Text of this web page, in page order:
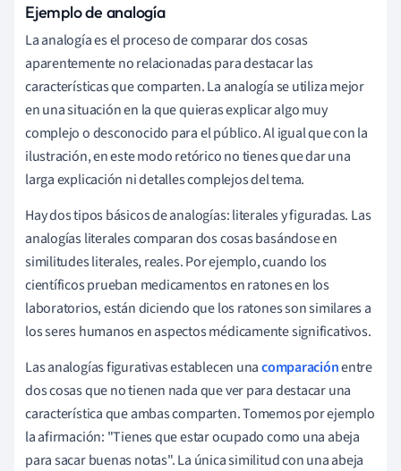
Ejemplo de analogía
La analogía es el proceso de comparar dos cosas
aparentemente no relacionadas para destacar las
características que comparten. La analogía se utiliza mejor
en una situación en la que quieras explicar algo muy
complejo o desconocido para el público. Al igual que con la
ilustración, en este modo retórico no tienes que dar una
larga explicación ni detalles complejos del tema.
Hay dos tipos básicos de analogías: literales y figuradas. Las
analogías literales comparan dos cosas basándose en
similitudes literales, reales. Por ejemplo, cuando los
científicos prueban medicamentos en ratones en los
laboratorios, están diciendo que los ratones son similares a
los seres humanos en aspectos médicamente significativos.
Las analogías figurativas establecen unacomparaciónentre
dos cosas que no tienen nada que ver para destacar una
característica que ambas comparten. Tomemos por ejemplo
la afirmación: "Tienes que estar ocupado como una abeja
para sacar buenas notas". La única similitud con una abeja